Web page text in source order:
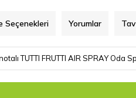
Seçenekleri Yorumlar
TUTTI FRUTTI AIR SPRAY Oda